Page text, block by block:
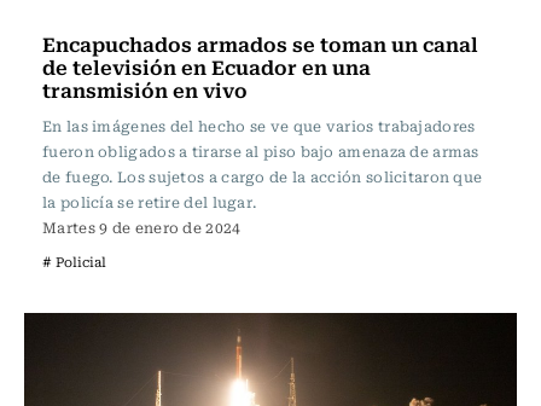
Encapuchados armados se toman un canal
de televisión en Ecuador en una
transmisión en vivo
En las imágenes del hecho se ve que varios trabajadores
fueron obligados a tirarse al piso bajo amenaza de armas
de fuego. Los sujetos a cargo de la acción solicitaron que
la policía se retire del lugar.
Martes 9 de enero de 2024
# Policial